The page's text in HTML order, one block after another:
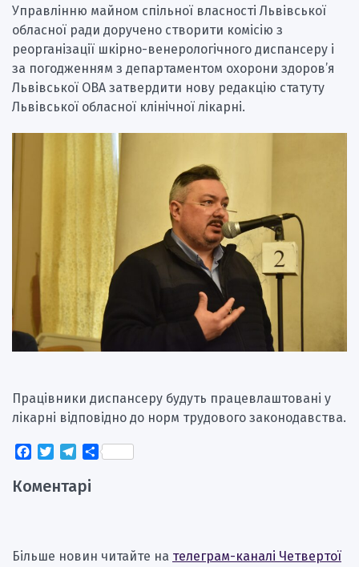
Управлінню майном спільної власності Львівської
обласної ради доручено створити комісію з
реорганізації шкірно-венерологічного диспансеру і
за погодженням з департаментом охорони здоров’я
Львівської ОВА затвердити нову редакцію статуту
Львівської обласної клінічної лікарні.
Працівники диспансеру будуть працевлаштовані у
лікарні відповідно до норм трудового законодавства.
Facebook
TwitterTelegram
Поділитися
Коментарі
Більше новин читайте на телеграм-каналі Четвертої